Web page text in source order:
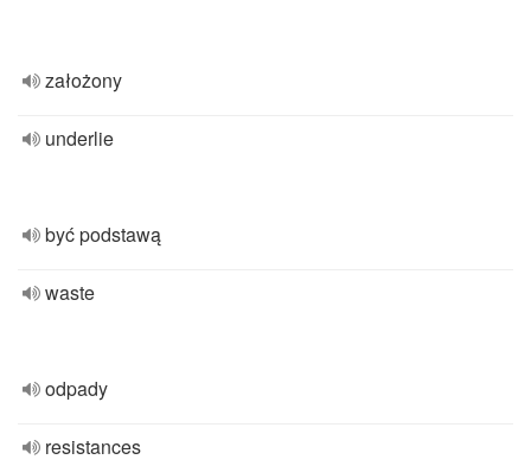
założony
underlie
być podstawą
waste
odpady
resistances